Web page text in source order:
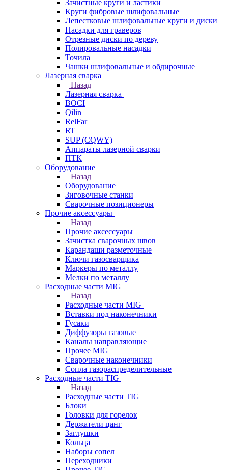
Зачистные круги и ластики
Круги фибровые шлифовальные
Лепестковые шлифовальные круги и диски
Насадки для граверов
Отрезные диски по дереву
Полировальные насадки
Точила
Чашки шлифовальные и обдирочные
Лазерная сварка
Назад
Лазерная сварка
BOCI
Qilin
RelFar
RT
SUP (CQWY)
Аппараты лазерной сварки
ПТК
Оборудование
Назад
Оборудование
Зиговочные станки
Сварочные позиционеры
Прочие аксессуары
Назад
Прочие аксессуары
Зачистка сварочных швов
Карандаши разметочные
Ключи газосварщика
Маркеры по металлу
Мелки по металлу
Расходные части MIG
Назад
Расходные части MIG
Вставки под наконечники
Гусаки
Диффузоры газовые
Каналы направляющие
Прочее MIG
Сварочные наконечники
Сопла газораспределительные
Расходные части TIG
Назад
Расходные части TIG
Блоки
Головки для горелок
Держатели цанг
Заглушки
Кольца
Наборы сопел
Переходники